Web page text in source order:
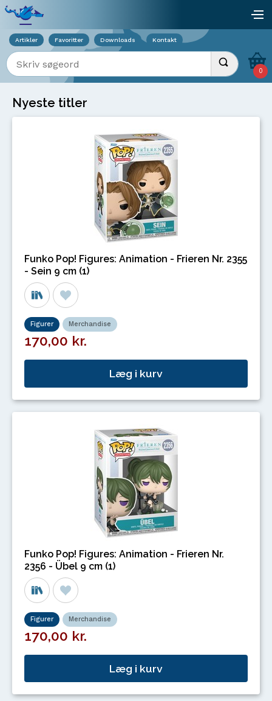
Artikler Favoritter Downloads Kontakt
Indtast søgeord Udfør søgning
0
Nyeste titler
Funko Pop! Figures: Animation - Frieren Nr. 2355
- Sein 9 cm (1)
Figurer Merchandise
170,00 kr.
Læg i kurv
Funko Pop! Figures: Animation - Frieren Nr.
2356 - Übel 9 cm (1)
Figurer Merchandise
170,00 kr.
Læg i kurv
Viser overlay for indkøbskurv